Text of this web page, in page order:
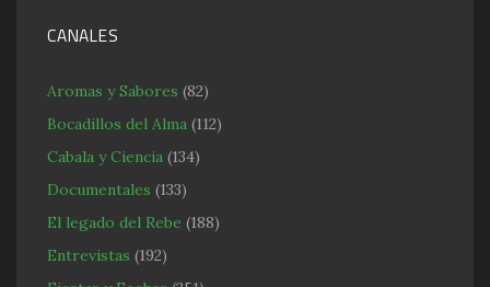
CANALES
Aromas y Sabores (82)
Bocadillos del Alma (112)
Cabala y Ciencia (134)
Documentales (133)
El legado del Rebe (188)
Entrevistas (192)